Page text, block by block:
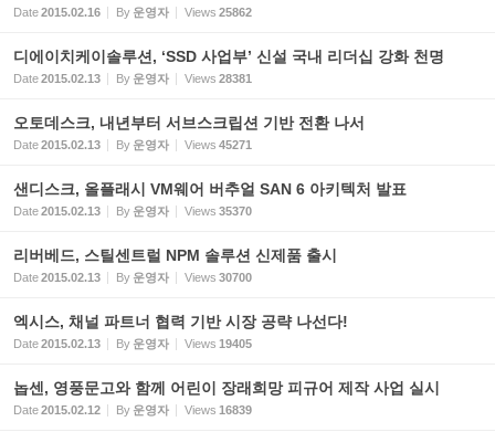
Date2015.02.16 By 운영자 Views 25862
디에이치케이솔루션, ‘SSD 사업부’ 신설 국내 리더십 강화 천명
Date2015.02.13 By 운영자 Views 28381
오토데스크, 내년부터 서브스크립션 기반 전환 나서
Date2015.02.13 By 운영자 Views 45271
샌디스크, 올플래시 VM웨어 버추얼 SAN 6 아키텍처 발표
Date2015.02.13 By 운영자 Views 35370
리버베드, 스틸센트럴 NPM 솔루션 신제품 출시
Date2015.02.13 By 운영자 Views 30700
엑시스, 채널 파트너 협력 기반 시장 공략 나선다!
Date2015.02.13 By 운영자 Views 19405
놉센, 영풍문고와 함께 어린이 장래희망 피규어 제작 사업 실시
Date2015.02.12 By 운영자 Views 16839